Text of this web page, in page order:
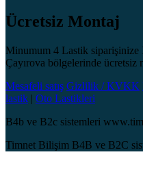
Ücretsiz Montaj
Minumum 4 Lastik siparişinize
Çayırova bölgelerinde ücretsiz
Mesafeli satış Gizlilik / KVKK
lastik | Oto Lastikleri
B4b ve B2c sistemleri
Timnet Bilişim B4B ve B2C